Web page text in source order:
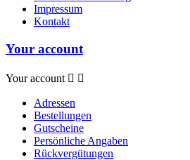
Impressum
Kontakt
Your account
Your account  
Adressen
Bestellungen
Gutscheine
Persönliche Angaben
Rückvergütungen